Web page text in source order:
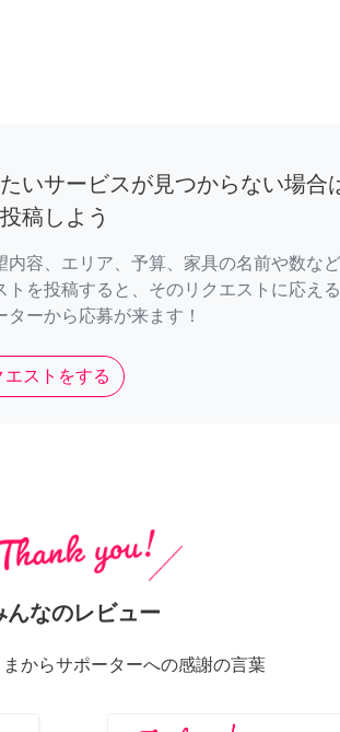
いサービスが見つからない場合
稿しよう
内容、エリア、予算、家具の名前や数な
トを投稿すると、そのリクエストに応え
ターから応募が来ます！
エストをする
んなのレビュー
からサポーターへの感謝の言葉